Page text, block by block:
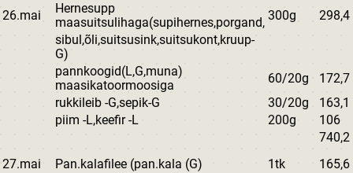
26.mai
Hernesupp
maasuitsulihaga(supihernes,porgand, 300g
298,4
sibul,õli,suitsusink,suitsukont,kruup-
G)
pannkoogid(L,G,muna)
maasikatoormoosiga
60/20g
172,7
rukkileib -G,sepik-G
30/20g
163,1
piim -L,keefir -L
200g
106
740,2
27.mai
Pan.kalafilee (pan.kala (G) 1tk
165,6